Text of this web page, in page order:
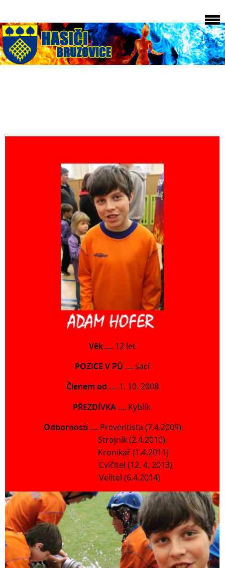
Věk .... 12 let
POZICE V PŮ ....sací
Členem od ....1. 10. 2008
PŘEZDÍVKA .... Kyblík
Odbornosti .... Preventista (7.4.2009)
Strojník (2.4.2010)
Kronikář (1.4.2011)
Cvičitel (12. 4. 2013)
Velitel (6.4.2014)